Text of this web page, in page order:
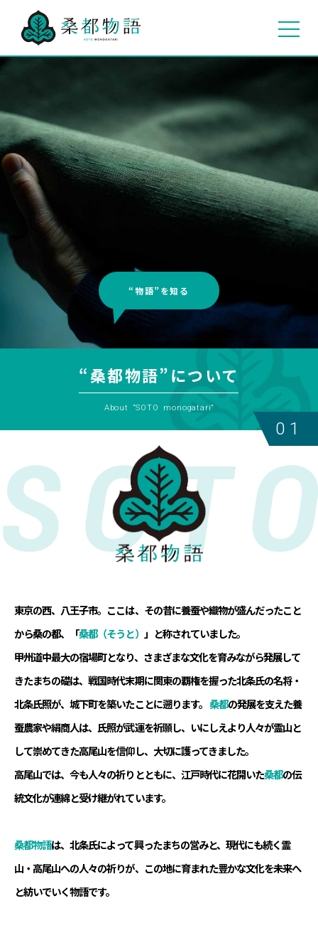
“物語”を知る
“桑都物語”について
About “SOTO monogatari”
01
東京の西、八王子市。ここは、その昔に養蚕や織物が盛んだったこと
から桑の都、「桑都（そうと） 」と称されていました。
甲州道中最大の宿場町となり、さまざまな文化を育みながら発展して
きたまちの礎は、戦国時代末期に関東の覇権を握った北条氏の名将・
北条氏照が、城下町を築いたことに遡ります。 桑都の発展を支えた養
蚕農家や絹商人は、氏照が武運を祈願し、いにしえより人々が霊山と
して崇めてきた高尾山を信仰し、大切に護ってきました。
高尾山では、今も人々の祈りとともに、江戸時代に花開いた桑都の伝
統文化が連綿と受け継がれています。
桑都物語は、北条氏によって興ったまちの営みと、現代にも続く霊
山・高尾山への人々の祈りが、この地に育まれた豊かな文化を未来へ
と紡いでいく物語です。